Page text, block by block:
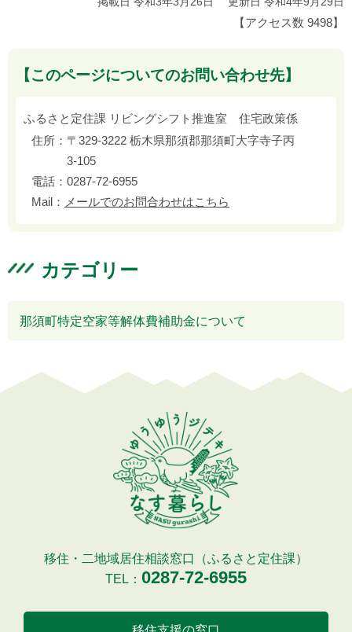
【アクセス数 9498】
【このページについてのお問い合わせ先】
ふるさと定住課 リビングシフト推進室 住宅政策係
住所： 〒329-3222 栃木県那須郡那須町大字寺子丙
3-105
電話： 0287-72-6955
Mail： メールでのお問合わせはこちら
カテゴリー
那須町特定空家等解体費補助金について
移住・二地域居住相談窓口（ふるさと定住課）
TEL： 0287-72-6955